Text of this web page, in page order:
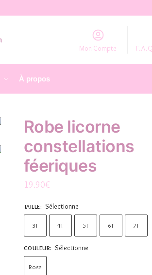
Mon Compte
À propos
Robe licorne
constellations
féeriques
19.90€
TAILLE: Sélectionne
3T 4T 5T 6T 7T
COULEUR: Sélectionne
Rose